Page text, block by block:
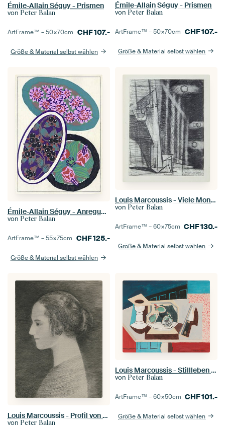
Émile-Allain Séguy - Prismen
von Peter Balan
ArtFrame™ –50×70cm CHF107.-
Größe & Material selbst wählen
Émile-Allain Séguy - Prismen
von Peter Balan
ArtFrame™ –50×70cm CHF107.-
Größe & Material selbst wählen
Émile-Allain Séguy - Anregungen für Stoffe und Teppiche
von Peter Balan
ArtFrame™ –55×75cm CHF125.-
Größe & Material selbst wählen
Louis Marcoussis - Viele Monde (1930)
von Peter Balan
ArtFrame™ –60×75cm CHF130.-
Größe & Material selbst wählen
Louis Marcoussis - Profil von Helena Rubinstein
von Peter Balan
Louis Marcoussis - Stillleben mit Granatäpfeln und Messer auf einem Sockeltisch (um 1925)
von Peter Balan
ArtFrame™ –60×50cm CHF101.-
Größe & Material selbst wählen